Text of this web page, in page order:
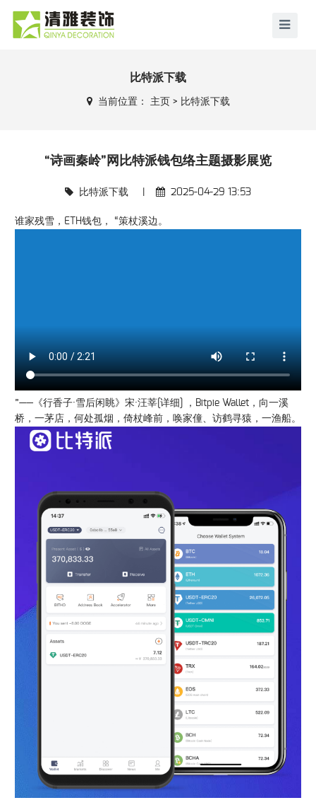
比特派下载
当前位置： 主页 > 比特派下载
“诗画秦岭”网比特派钱包络主题摄影展览
比特派下载 2025-04-29 13:53
谁家残雪，ETH钱包， “策杖溪边。
”——《行香子·雪后闲眺》宋·汪莘[详细] ，Bitpie Wallet，向一溪
桥，一茅店，何处孤烟，倚杖峰前，唤家僮、访鹤寻猿，一渔船。